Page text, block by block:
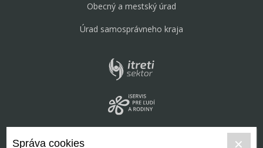
Obecný a mestský úrad
Úrad samosprávneho kraja
Správa cookies